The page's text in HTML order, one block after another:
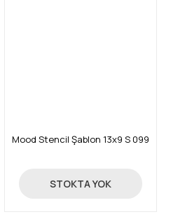
Mood Stencil Şablon 13x9 S 099
14,50 TL
STOKTA YOK